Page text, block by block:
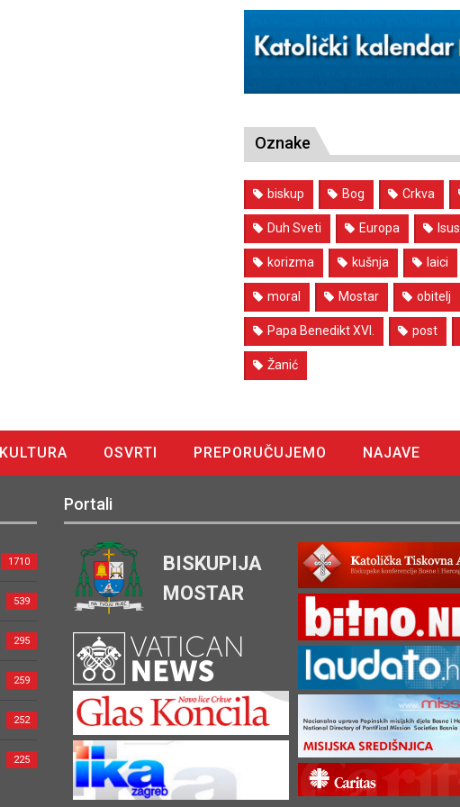
Oznake
biskup Bog Crkva
Duh Sveti Europa Isus
korizma kušnja laici
moral Mostar obitelj
Papa Benedikt XVI. post
Žanić
KULTURA OSVRTI PREPORUČUJEMO
NAJAVE
1710
539
295
259
252
225
Portali
BISKUPIJA
MOSTAR